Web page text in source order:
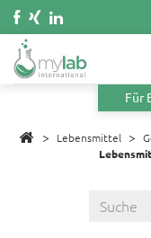
Für
> Lebensmittel >